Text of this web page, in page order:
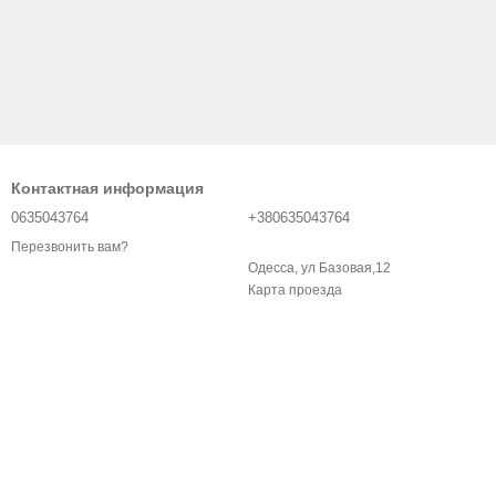
Контактная информация
0635043764
Перезвонить вам?
+380635043764
Одесса, ул Базовая,12
Карта проезда